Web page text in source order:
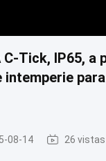
C-Tick, IP65,
08-14 26 vistas